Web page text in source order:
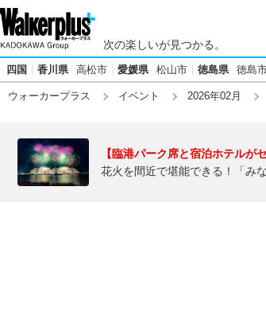
次の楽しいが見つかる。
四国 香川県 高松市 愛媛県 松山市 徳島県 徳島
ウォーカープラス イベント 2026年02月
【臨港パーク席と宿泊ホテルがセ
花火を間近で堪能できる！「み